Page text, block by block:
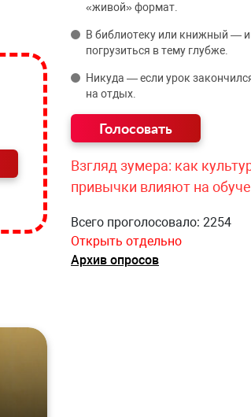
«живой» формат.
В библиотеку или книжный —
погрузиться в тему глубже.
Никуда — если урок
на отдых.
Взгляд зумера: как
привычки влияют на
Всего проголосовало: 2254
Открыть отдельно
Архив опросов